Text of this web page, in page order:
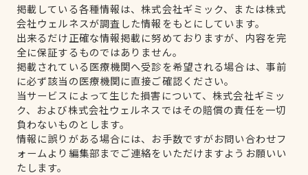
掲載している各種情報は、株式会社ギミック、または株式
会社ウェルネスが調査した情報をもとにしています。
出来るだけ正確な情報掲載に努めておりますが、内容を完
全に保証するものではありません。
掲載されている医療機関へ受診を希望される場合は、事前
に必ず該当の医療機関に直接ご確認ください。
当サービスによって生じた損害について、株式会社ギミッ
ク、および株式会社ウェルネスではその賠償の責任を一切
負わないものとします。
情報に誤りがある場合には、お手数ですがお問い合わせフ
ォームより編集部までご連絡をいただけますようお願いい
たします。